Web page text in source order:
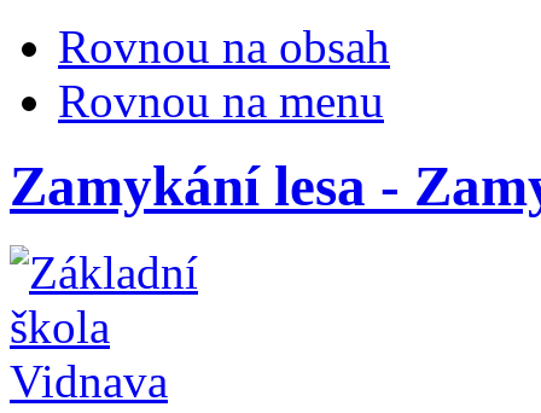
Rovnou na obsah
Rovnou na menu
Zamykání lesa -